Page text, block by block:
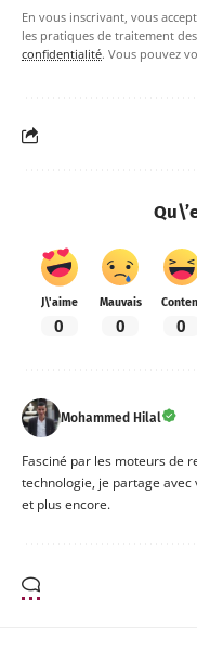
En vous inscrivant, vous
les pratiques de traitement
confidentialité. Vous pouvez
J\'aime
0
Mauvais
0 0
Mohammed Hilal
Fasciné par les moteurs de
technologie, je partage avec
et plus encore.